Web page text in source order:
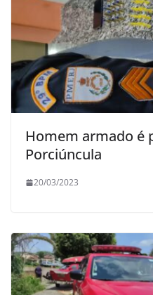
Homem armado é
Porciúncula
20/03/2023